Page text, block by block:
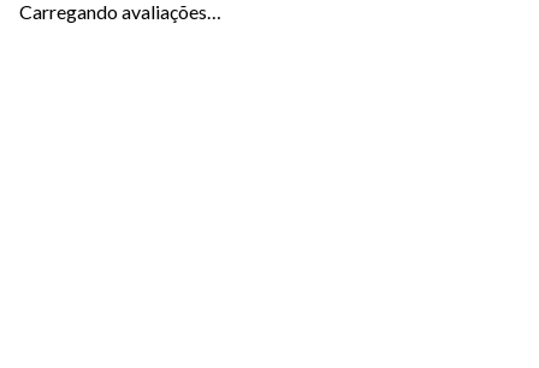
Carregando avaliações…